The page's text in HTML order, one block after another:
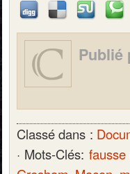
Publié
Classé dans :
· Mots-Clés: fausse